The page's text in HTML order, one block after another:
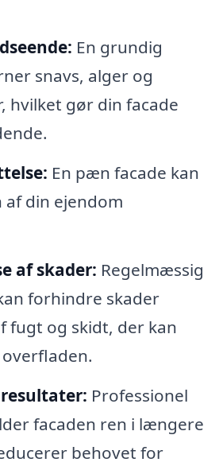
En grundig
snavs, alger og
hvilket gør din facade
En pæn facade kan
din ejendom
af skader: Regelmæssig
forhindre skader
fugt og skidt, der kan
Professionel
facaden ren i længere
behovet for